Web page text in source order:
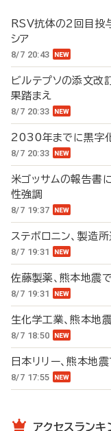
RSV抗体の2回目
シア
8/7 20:43
ビルテプソの添文
果踏まえ
8/7 20:33
2030年までに黒字
8/7 20:33
米ゴッサムの報告書
性強調
8/7 19:37
ステボロニン、製造
8/7 19:31
佐藤製薬、熊本地
8/7 19:31
生化学工業、熊本
8/7 18:50
日本リリー、熊本地
8/7 17:55
アクセスランキ